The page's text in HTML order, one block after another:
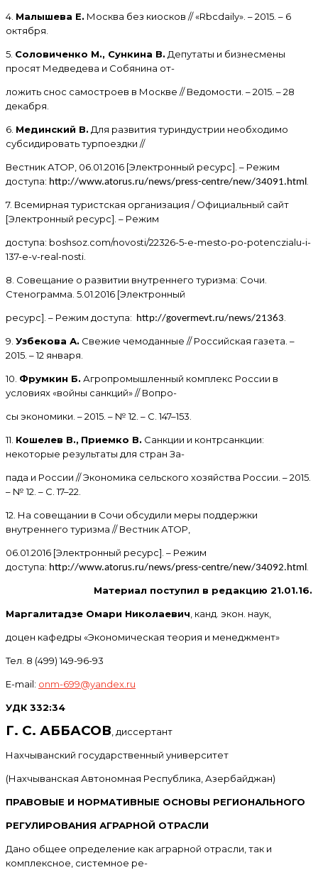
4. Малышева Е. Москва без киосков // «Rbcdaily». – 2015. – 6
октября.
5. Соловиченко М., Сункина В. Депутаты и бизнесмены
просят Медведева и Собянина от-
ложить снос самостроев в Москве // Ведомости. – 2015. – 28
декабря.
6. Мединский В. Для развития туриндустрии необходимо
субсидировать турпоездки //
Вестник АТОР, 06.01.2016 [Электронный ресурс]. – Режим
доступа: http://www.atorus.ru/news/press-centre/new/34091.html
7. Всемирная туристская организация / Официальный сайт
[Электронный ресурс]. – Режим
доступа: boshsoz.com/novosti/22326-5-e-mesto-po-potenczialu-i-
137-e-v-real-nosti.
8. Совещание о развитии внутреннего туризма: Сочи.
Стенограмма. 5.01.2016 [Электронный
ресурс]. – Режим доступа: http://govermevt.ru/news/21363
9. Узбекова А. Свежие чемоданные // Российская газета. –
2015. – 12 января.
10. Фрумкин Б. Агропромышленный комплекс России в
условиях «войны санкций» // Вопро-
сы экономики. – 2015. – № 12. – С. 147–153.
11. Кошелев В., Приемко В. Санкции и контрсанкции:
некоторые результаты для стран За-
пада и России // Экономика сельского хозяйства России. – 2015.
– № 12. – С. 17–22.
12. На совещании в Сочи обсудили меры поддержки
внутреннего туризма // Вестник АТОР,
06.01.2016 [Электронный ресурс]. – Режим
доступа: http://www.atorus.ru/news/press-centre/new/34092.html
Материал поступил в редакцию 21.01.16.
Маргалитадзе Омари Николаевич , канд. экон. наук,
доцен кафедры «Экономическая теория и менеджмент»
Тел. 8 (499) 149-96-93
E-mail: onm-699@yandex.ru
УДК 332:34
Г. С. АББАСОВ , диссертант
Нахчыванский государственный университет
(Нахчыванская Автономная Республика, Азербайджан)
ПРАВОВЫЕ И НОРМАТИВНЫЕ ОСНОВЫ РЕГИОНАЛЬНОГО
РЕГУЛИРОВАНИЯ АГРАРНОЙ ОТРАСЛИ
Дано общее определение как аграрной отрасли, так и
комплексное, системное ре-